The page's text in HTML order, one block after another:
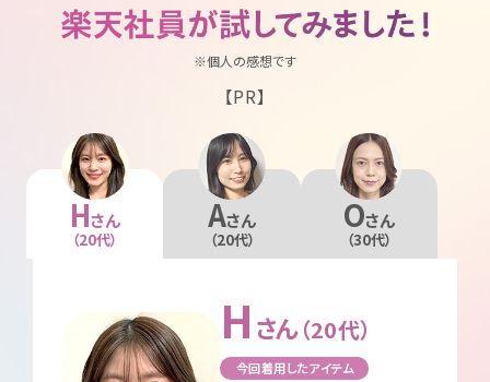
※個人の感想です
【PR】
Hさん
（20代）
Aさん
（20代）
Oさん
（30代）
H さん（20代）
今回着用したアイテム